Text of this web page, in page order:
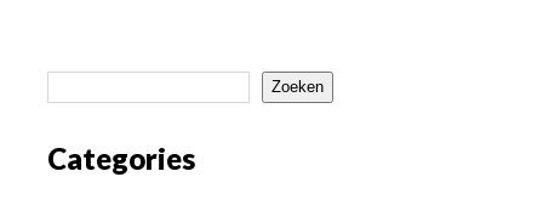
Zoeken
Categories